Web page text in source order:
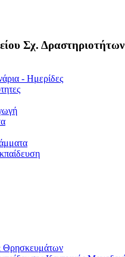
Σχ. Δραστηριοτήτων
- Ημερίδες